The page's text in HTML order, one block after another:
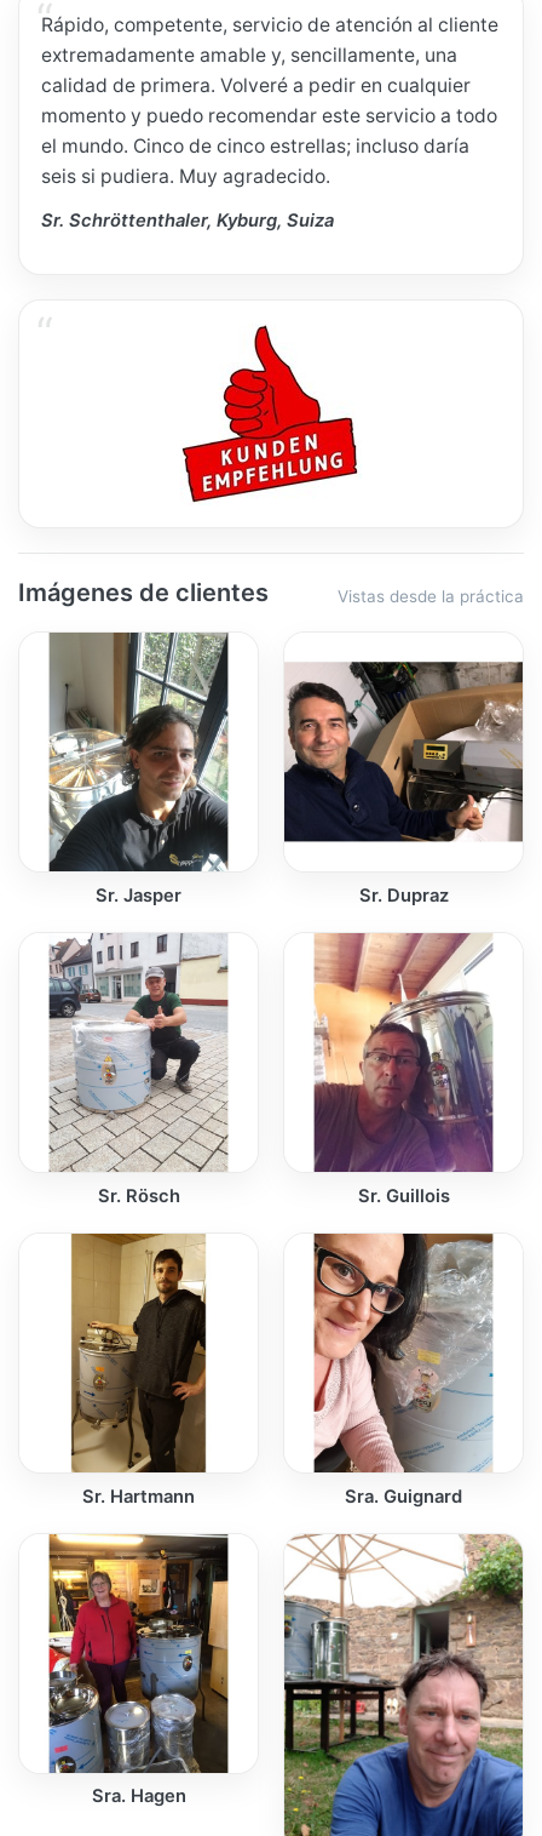
Rápido, competente, servicio de atención al cliente
extremadamente amable y, sencillamente, una
calidad de primera. Volveré a pedir en cualquier
momento y puedo recomendar este servicio a todo
el mundo. Cinco de cinco estrellas; incluso daría
seis si pudiera. Muy agradecido.
Sr. Schröttenthaler, Kyburg, Suiza
Imágenes de clientes Vistas desde la práctica
Sr. Jasper Sr. Dupraz
Sr. Rösch Sr. Guillois
Sr. Hartmann Sra. Guignard
Sra. Hagen